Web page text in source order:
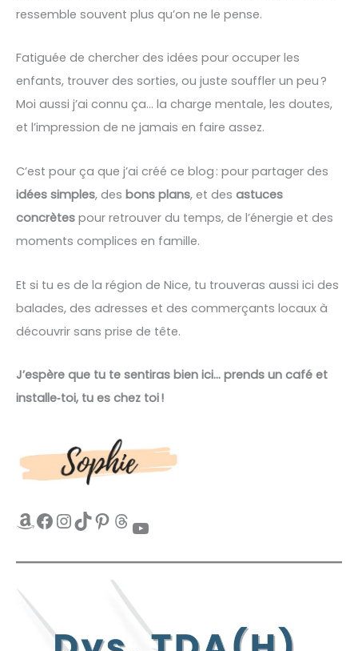
ressemble souvent plus qu’on ne le pense.
Fatiguée de chercher des idées pour occuper les
enfants, trouver des sorties, ou juste souffler un peu ?
Moi aussi j’ai connu ça… la charge mentale, les doutes,
et l’impression de ne jamais en faire assez.
C’est pour ça que j’ai créé ce blog : pour partager des
idées simples, des bons plans, et des astuces
concrètes pour retrouver du temps, de l’énergie et des
moments complices en famille.
Et si tu es de la région de Nice, tu trouveras aussi ici des
balades, des adresses et des commerçants locaux à
découvrir sans prise de tête.
J’espère que tu te sentiras bien ici… prends un café et
installe‑toi, tu es chez toi !
Amazon Facebook InstagramTikTok Pinterest Threads YouTube